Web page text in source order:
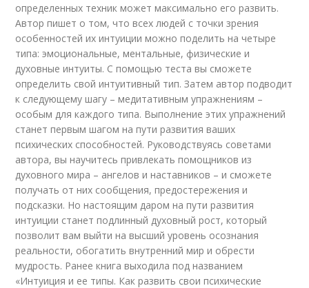
определенных техник может максимально его развить.
Автор пишет о том, что всех людей с точки зрения
особенностей их интуиции можно поделить на четыре
типа: эмоциональные, ментальные, физические и
духовные интуиты. С помощью теста вы сможете
определить свой интуитивный тип. Затем автор подводит
к следующему шагу – медитативным упражнениям –
особым для каждого типа. Выполнение этих упражнений
станет первым шагом на пути развития ваших
психических способностей. Руководствуясь советами
автора, вы научитесь привлекать помощников из
духовного мира – ангелов и наставников – и сможете
получать от них сообщения, предостережения и
подсказки. Но настоящим даром на пути развития
интуиции станет подлинный духовный рост, который
позволит вам выйти на высший уровень осознания
реальности, обогатить внутренний мир и обрести
мудрость. Ранее книга выходила под названием
«Интуиция и ее типы. Как развить свои психические